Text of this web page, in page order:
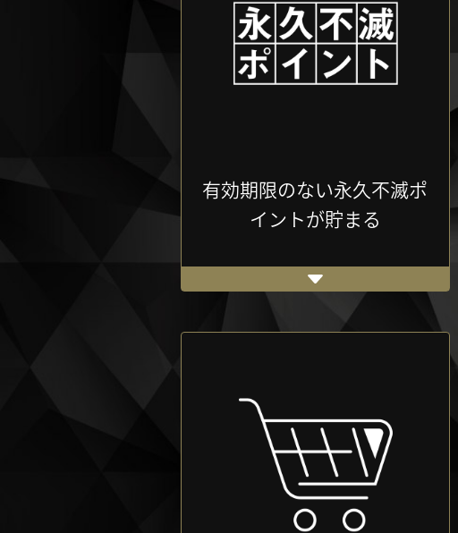
有効期限のない永久不滅ポ
イントが貯まる